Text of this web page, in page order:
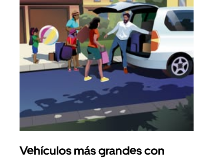
Vehículos más grandes con